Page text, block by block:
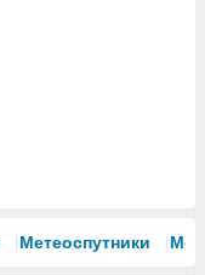
Метеоспутники